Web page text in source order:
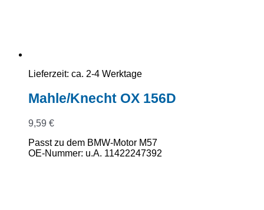
Lieferzeit: ca. 2-4 Werktage
Mahle/Knecht OX 156D
9,59 €
Passt zu dem BMW-Motor M57
OE-Nummer: u.A. 11422247392